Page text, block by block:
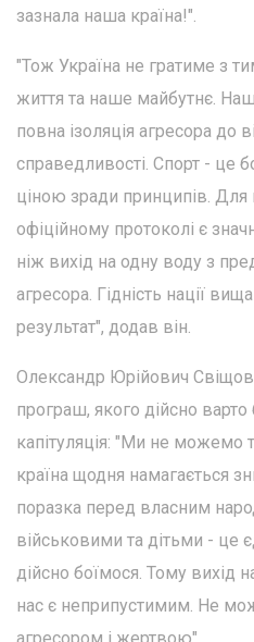
зазнала наша країна!".
"Тож Україна не гратиме з
життя та наше майбутнє.
повна ізоляція агресора до
справедливості. Спорт - це
ціною зради принципів. Для
офіційному протоколі є
ніж вихід на одну воду з
агресора. Гідність нації
результат", додав він.
Олександр Юрійович
програш, якого дійсно
капітуляція: "Ми не можемо
країна щодня намагається
поразка перед власним
військовими та дітьми - це
дійсно боїмося. Тому вихід
нас є неприпустимим. Не